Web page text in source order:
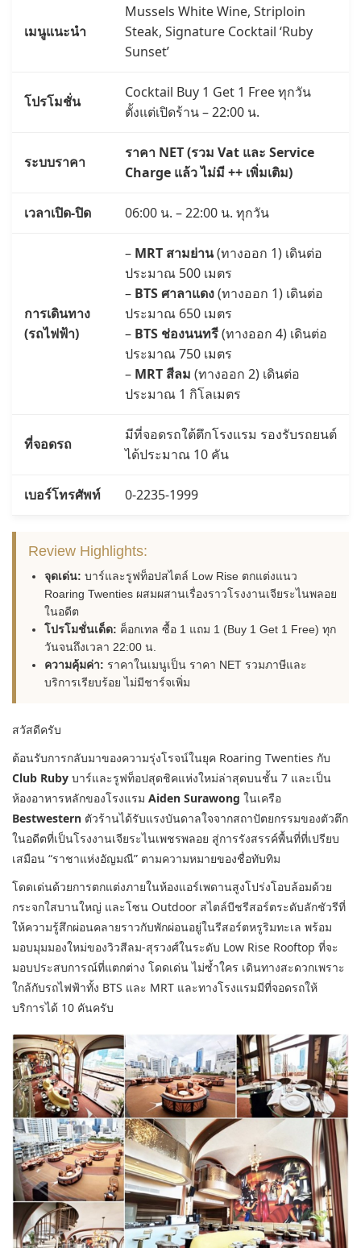
เมนูแนะนำ
Mussels White Wine, Striploin
Steak, Signature Cocktail ‘Ruby
Sunset’
โปรโมชั่น
Cocktail Buy 1 Get 1 Free ทุกวัน
ตั้งแต่เปิดร้าน – 22:00 น.
ระบบราคา
ราคา NET (รวม Vat และ Service
Charge แล้ว ไม่มี ++ เพิ่มเติม)
เวลาเปิด-ปิด 06:00 น. – 22:00 น. ทุกวัน
การเดินทาง
(รถไฟฟ้า)
– MRT สามย่าน(ทางออก 1) เดินต่อ
ประมาณ 500 เมตร
– BTS ศาลาแดง(ทางออก 1) เดินต่อ
ประมาณ 650 เมตร
– BTS ช่องนนทรี(ทางออก 4) เดินต่อ
ประมาณ 750 เมตร
– MRT สีลม (ทางออก 2) เดินต่อ
ประมาณ 1 กิโลเมตร
ที่จอดรถ
มีที่จอดรถใต้ตึกโรงแรม รองรับรถยนต์
ได้ประมาณ 10 คัน
เบอร์โทรศัพท์ 0-2235-1999
Review Highlights:
จุดเด่น: บาร์และรูฟท็อปสไตล์ Low Rise ตกแต่งแนว
Roaring Twenties ผสมผสานเรื่องราวโรงงานเจียระไนพลอย
ในอดีต
โปรโมชั่นเด็ด: ค็อกเทล ซื้อ 1 แถม 1 (Buy 1 Get 1 Free) ทุก
วันจนถึงเวลา 22:00 น.
ความคุ้มค่า: ราคาในเมนูเป็น ราคา NET รวมภาษีและ
บริการเรียบร้อย ไม่มีชาร์จเพิ่ม
สวัสดีครับ
ต้อนรับการกลับมาของความรุ่งโรจน์ในยุค Roaring Twenties กับ
Club Ruby บาร์และรูฟท็อปสุดชิคแห่งใหม่ล่าสุดบนชั้น 7 และเป็น
ห้องอาหารหลักของโรงแรม Aiden Surawong ในเครือ
Bestwestern ตัวร้านได้รับแรงบันดาลใจจากสถาปัตยกรรมของตัวตึก
ในอดีตที่เป็นโรงงานเจียระไนเพชรพลอย สู่การรังสรรค์พื้นที่ที่เปรียบ
เสมือน “ราชาแห่งอัญมณี” ตามความหมายของชื่อทับทิม
โดดเด่นด้วยการตกแต่งภายในห้องแอร์เพดานสูงโปร่งโอบล้อมด้วย
กระจกใสบานใหญ่ และโซน Outdoor สไตล์บีชรีสอร์ตระดับลักชัวรีที่
ให้ความรู้สึกผ่อนคลายราวกับพักผ่อนอยู่ในรีสอร์ตหรูริมทะเล พร้อม
มอบมุมมองใหม่ของวิวสีลม-สุรวงศ์ในระดับ Low Rise Rooftop ที่จะ
มอบประสบการณ์ที่แตกต่าง โดดเด่น ไม่ซ้ำใคร เดินทางสะดวกเพราะ
ใกล้กับรถไฟฟ้าทั้ง BTS และ MRT และทางโรงแรมมีที่จอดรถให้
บริการได้ 10 คันครับ